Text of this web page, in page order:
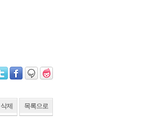
삭제 목록으로